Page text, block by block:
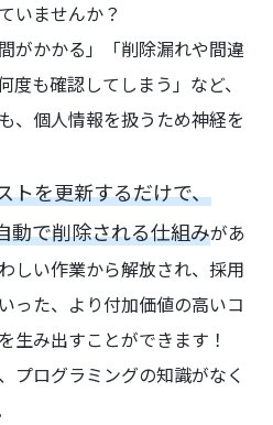
いませんか？
がかかる」「削除漏れや間違
度も確認してしまう」など、
、個人情報を扱うため神経を
トを更新するだけで、
動で削除される仕組みがあ
しい作業から解放され、採用
った、より付加価値の高いコ
生み出すことができます！
プログラミングの知識がなく